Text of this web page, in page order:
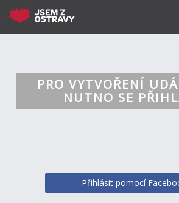
PRO VYTVOŘENÍ
NUTNO SE
Přihlásit pomocí